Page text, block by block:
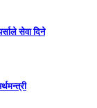
सेवा दिने